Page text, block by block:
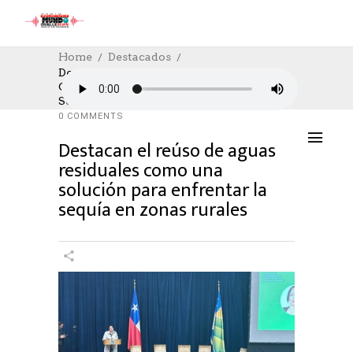
Home
Destacados
Destacan El Reúso De Aguas Residuales
Como Una Solución Para Enfrentar La
Sequía En Zonas Rurales
DESTACADOS SOCIAL,SOCIAL
12/06/2023
AUTHOR: HECTOR
0 COMMENTS
Destacan el reúso de aguas
residuales como una
solución para enfrentar la
sequía en zonas rurales